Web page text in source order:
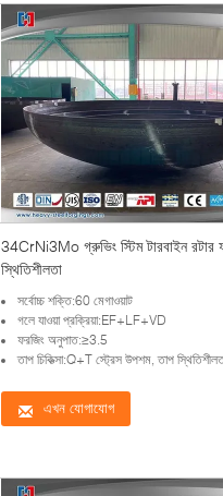
34CrNi3Mo গ্রুভিং স্টিম টারবাইন রটার
স্থিতিশীলতা
সর্বোচ্চ শক্তি:60 মেগাওয়াট
গলে যাওয়া প্রক্রিয়া:EF+LF+VD
ফরজিং অনুপাত:≥3.5
তাপ চিকিত্সা:Q+T স্ট্রেস উপশম, তাপ
এখন যোগাযোগ